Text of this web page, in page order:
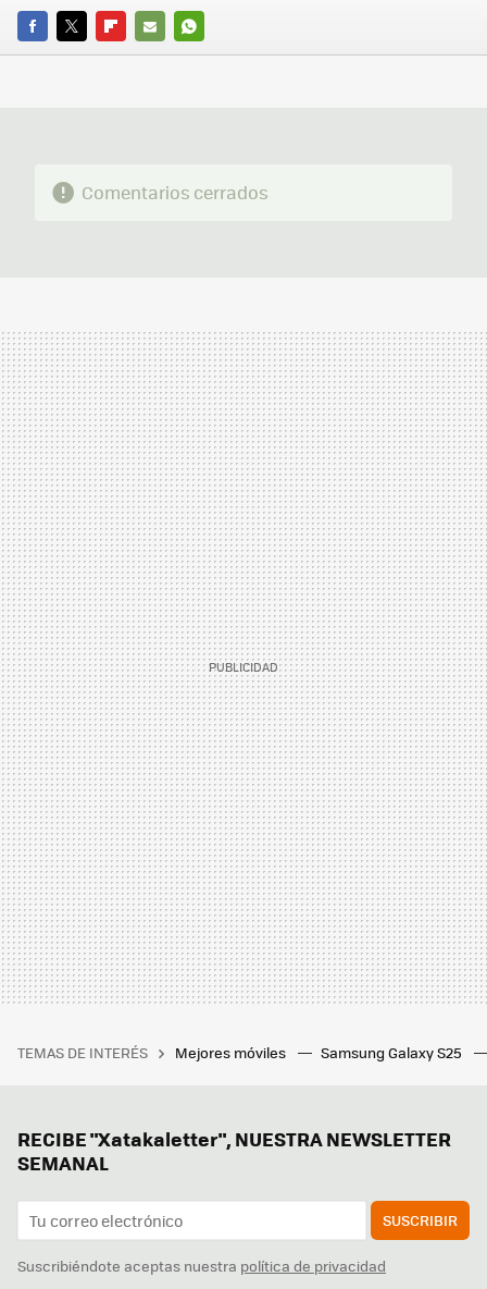
FACEBOOK
TWITTERFLIPBOARD
E-
WHATSAPP
Comentarios cerrados
TEMAS DE INTERÉS Mejores móviles Samsung Galaxy S25
RECIBE "Xatakaletter", NUESTRA NEWSLETTER
SEMANAL
SUSCRIBIR
Suscribiéndote aceptas nuestra política de privacidad